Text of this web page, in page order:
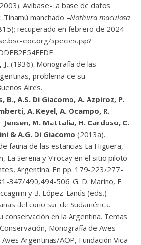
Avibase-La base de datos
Tinamú manchado –Nothura maculosa
recuperado en febrero de 2024
eoc.org/species.jsp?
J. (1936). Monografía de las
problema de su
Aires.
B., A.S. Di Giacomo, A. Azpiroz, P.
A. Keyel, A. Ocampo, R.
Jensen, M. Mattalia, H. Cardoso, C.
& A.G. Di Giacomo (2013a).
fauna de las estancias La Higuera,
La Serena y Virocay en el sitio piloto
Argentina. En pp. 179-223/277-
347/490,494-506: G. D. Marino, F.
y B. López-Lanús (eds.).
del cono sur de Sudamérica:
conservación en la Argentina. Temas
Monografía de Aves
Argentinas/AOP, Fundación Vida